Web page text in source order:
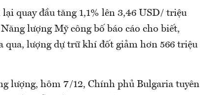
quay đầu tăng 1,1% lên 3,46 USD/ triệu
lượng Mỹ công bố báo cáo cho biết,
qua, lượng dự trữ khí đốt giảm hơn 566 triệu
lượng, hôm 7/12, Chính phủ Bulgaria tuyên